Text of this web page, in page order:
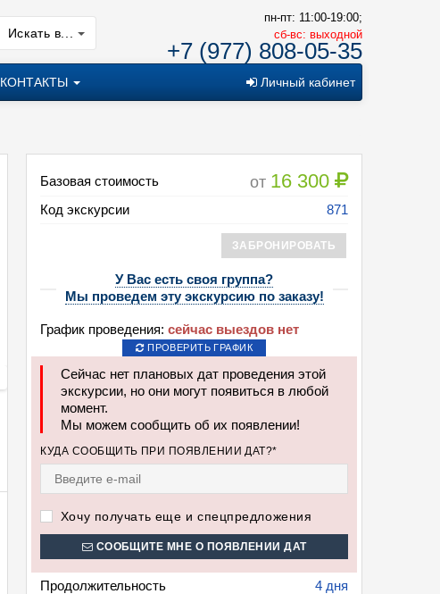
Искать в...
пн-пт: 11:00-19:00;
cб-вс: выходной
+7 (977) 808-05-35
КОНТАКТЫ Личный кабинет
Базовая стоимость от 16 300
Код экскурсии 871
ЗАБРОНИРОВАТЬ
У Вас есть своя группа?
Мы проведем эту экскурсию по заказу!
График проведения: сейчас выездов нет
ПРОВЕРИТЬ ГРАФИК
Сейчас нет плановых дат проведения этой
экскурсии, но они могут появиться в любой
момент.
Мы можем сообщить об их появлении!
КУДА СООБЩИТЬ ПРИ ПОЯВЛЕНИИ ДАТ?*
Хочу получать еще и спецпредложения
СООБЩИТЕ МНЕ О ПОЯВЛЕНИИ ДАТ
Продолжительность
4 дня
Тур: Нижегородская ярмарка мастеров (4 дня + ж/д)